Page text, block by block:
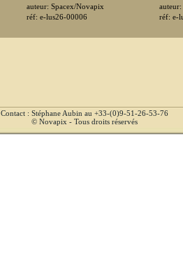
auteur: Spacex/Novapix
réf: e-lus26-00006
réf: e-
Contact : Stéphane Aubin au +33-(0)9-51-26-53-76
© Novapix - Tous droits réservés